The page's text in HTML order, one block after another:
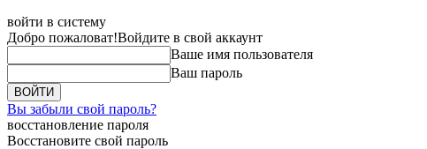
войти в систему
Добро пожаловат!Войдите в свой аккаунт
Ваше имя пользователя
Ваш пароль
Вы забыли свой пароль?
восстановление пароля
Восстановите свой пароль